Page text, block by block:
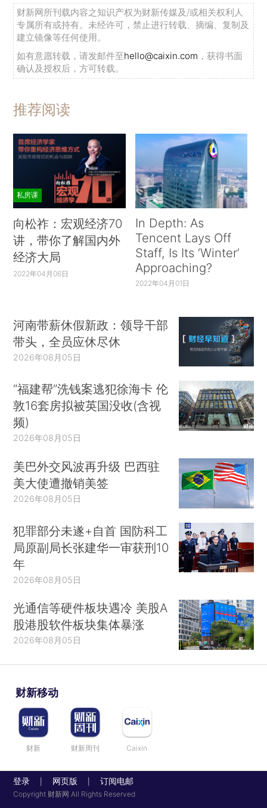
财新网所刊载内容之知识产权为财新传媒及/或相关权利人
专属所有或持有。未经许可，禁止进行转载、摘编、复制及
建立镜像等任何使用。
如有意愿转载，请发邮件至hello@caixin.com ，获得书面
确认及授权后，方可转载。
推荐阅读
私房课
向松祚：宏观经济70
讲，带你了解国内外
经济大局
2022年04月06日
In Depth: As
Tencent Lays Off
Staff, Is Its ‘Winter’
Approaching?
2022年04月01日
河南带薪休假新政：领导干部
带头，全员应休尽休
2026年08月05日
“福建帮”洗钱案逃犯徐海卡 伦
敦16套房拟被英国没收(含视
频)
2026年08月05日
美巴外交风波再升级 巴西驻
美大使遭撤销美签
2026年08月05日
犯罪部分未遂+自首 国防科工
局原副局长张建华一审获刑10
年
2026年08月05日
光通信等硬件板块遇冷 美股A
股港股软件板块集体暴涨
2026年08月05日
财新移动
财新 财新周刊 Caixin
登录 网页版 订阅电邮
Copyright 财新网 All Rights Reserved